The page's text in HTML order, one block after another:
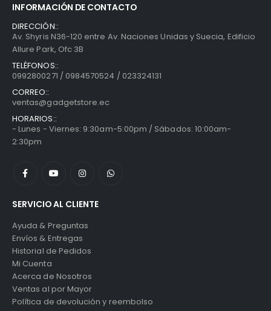
INFORMACIÓN DE CONTACTO
DIRECCIÓN::
Av. Shyris N36-120 entre Av. Naciones Unidas y Suecia, Edificio
Allure Park, Ofc 3B
TELÉFONOS::
0992800271 / 0984570524 / 023324131
CORREO::
ventas@gadgetstore.ec
HORARIOS::
- Lunes - Viernes: 9:30am-5:00pm / Sábados: 10:00am-
2:30pm
SERVICIO AL CLIENTE
Ayuda & Preguntas
Envíos & Entregas
Historial de Pedidos
Mi Cuenta
Acerca de Nosotros
Ventas al por Mayor
Política de devolución y reembolso